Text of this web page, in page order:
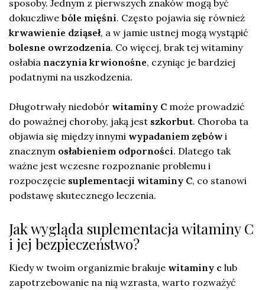
sposoby. Jednym z pierwszych znaków mogą być
dokuczliwe bóle mięśni. Często pojawia się również
krwawienie dziąseł, a w jamie ustnej mogą wystąpić
bolesne owrzodzenia. Co więcej, brak tej witaminy
osłabia naczynia krwionośne, czyniąc je bardziej
podatnymi na uszkodzenia.
Długotrwały niedobór witaminy C może prowadzić
do poważnej choroby, jaką jest szkorbut. Choroba ta
objawia się między innymi wypadaniem zębów i
znacznym osłabieniem odporności. Dlatego tak
ważne jest wczesne rozpoznanie problemu i
rozpoczęcie suplementacji witaminy C, co stanowi
podstawę skutecznego leczenia.
Jak wygląda suplementacja witaminy C
i jej bezpieczeństwo?
Kiedy w twoim organizmie brakuje witaminy c lub
zapotrzebowanie na nią wzrasta, warto rozważyć